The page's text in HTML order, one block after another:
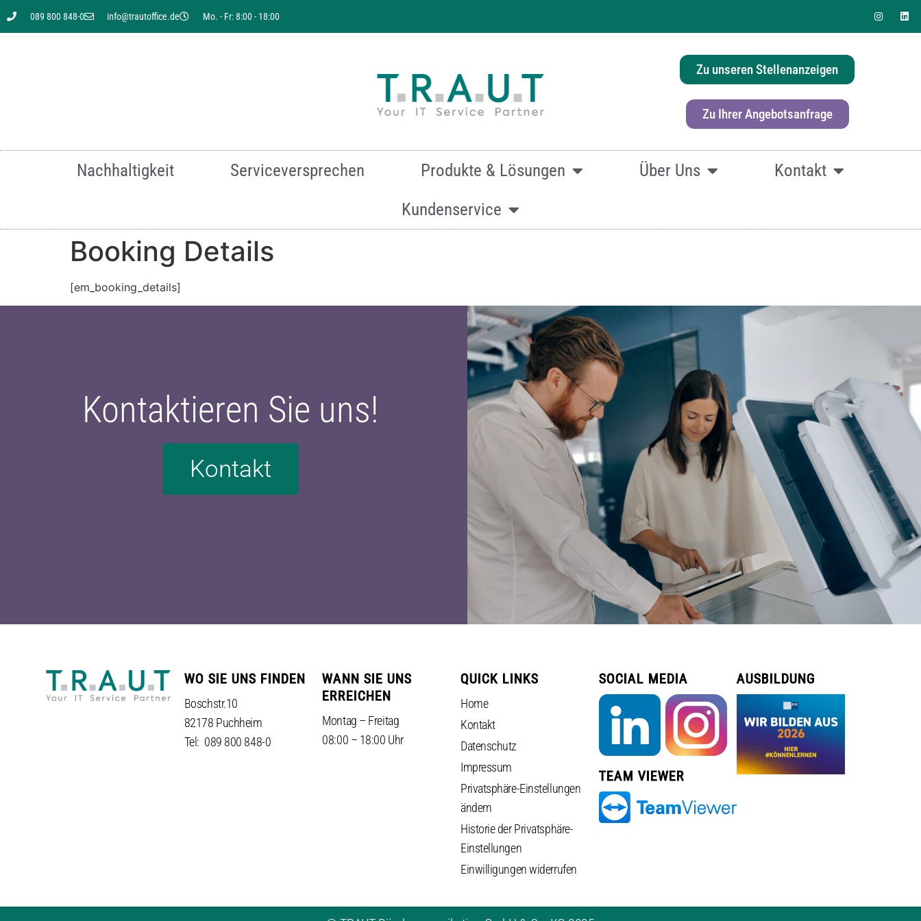
089 800 848-0 info@trautoffice.de Mo. - Fr: 8:00 - 18:00
Zu unseren Stellenanzeigen
Zu Ihrer Angebotsanfrage
Nachhaltigkeit Serviceversprechen Produkte & Lösungen Über Uns
Kontakt
Kundenservice
Booking Details
[em_booking_details]
Kontaktieren Sie uns!
Kontakt
WO SIE UNS FINDEN
Boschstr.10
82178 Puchheim
Tel: 089 800 848-0
WANN SIE UNS
ERREICHEN
Montag – Freitag
08:00 – 18:00 Uhr
QUICK LINKS
Home
Kontakt
Datenschutz
Impressum
Privatsphäre-Einstellungen
ändern
Historie der Privatsphäre-
Einstellungen
Einwilligungen widerrufen
SOCIAL MEDIA
TEAM VIEWER
AUSBILDUNG
Sie suchen nach einer effizienten & hochwertigen Druckerlösung für Ihr Büro?
Für mehr Informationen zur Canon imageRunner ADVANCE DX C3926i einfach